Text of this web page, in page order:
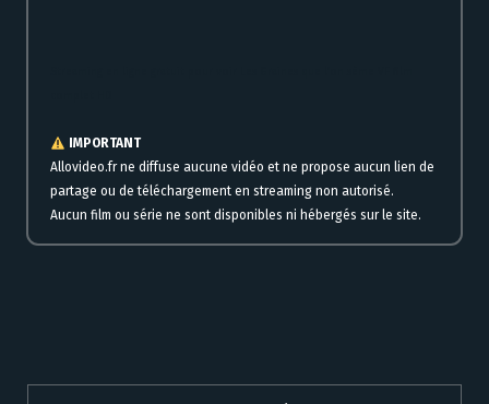
IMPORTANT
Allovideo.fr ne diffuse aucune vidéo et ne propose aucun lien de
partage ou de téléchargement en streaming non autorisé.
Aucun film ou série ne sont disponibles ni hébergés sur le site.